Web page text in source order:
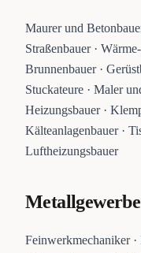
Maurer und
Straßenbauer ·
Brunnenbauer ·
Stuckateure · Maler
Heizungsbauer ·
Kälteanlagenbauer ·
Luftheizungsbauer
Metallgewerbe
Feinwerkmechaniker